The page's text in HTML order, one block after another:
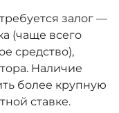
залог —
(чаще всего
средство),
Наличие
более крупную
ставке.